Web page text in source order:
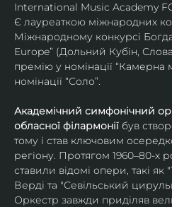
International Music Academy
Є лауреаткою міжнародних
Міжнародному конкурсі
Europe” (Дольний Кубін,
премію у номінації “Камерна
номінації “Соло”.
Академічний симфонічний
обласної філармонії був
тому і став ключовим
регіону. Протягом 1960–80-х
ставили відомі опери, такі як
Верді та "Севільський
Оркестр завжди приділяв